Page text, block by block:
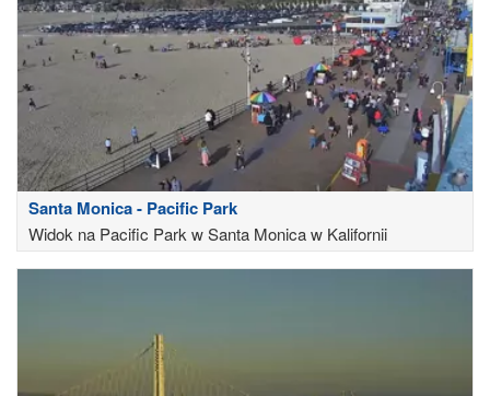
Santa Monica - Pacific Park
Widok na Pacific Park w Santa Monica w Kalifornii